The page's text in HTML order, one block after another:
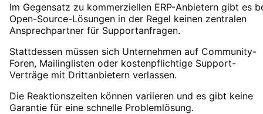
Im Gegensatz zu kommerziellen ERP-Anbietern gibt es
Open-Source-Lösungen in der Regel keinen zentralen
Ansprechpartner für Supportanfragen.
Stattdessen müssen sich Unternehmen auf Community-
Foren, Mailinglisten oder kostenpflichtige Support-
Verträge mit Drittanbietern verlassen.
Die Reaktionszeiten können variieren und es gibt keine
Garantie für eine schnelle Problemlösung.